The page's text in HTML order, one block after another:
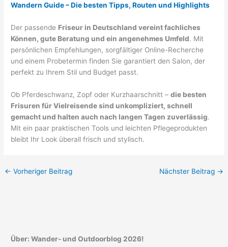
Wandern Guide – Die besten Tipps, Routen und Highlights
Der passende Friseur in Deutschland vereint fachliches
Können, gute Beratung und ein angenehmes Umfeld. Mit
persönlichen Empfehlungen, sorgfältiger Online-Recherche
und einem Probetermin finden Sie garantiert den Salon, der
perfekt zu Ihrem Stil und Budget passt.
Ob Pferdeschwanz, Zopf oder Kurzhaarschnitt –die besten
Frisuren für Vielreisende sind unkompliziert, schnell
gemacht und halten auch nach langen Tagen zuverlässig.
Mit ein paar praktischen Tools und leichten Pflegeprodukten
bleibt Ihr Look überall frisch und stylisch.
← Vorheriger Beitrag Nächster Beitrag →
Über: Wander- und Outdoorblog 2026!